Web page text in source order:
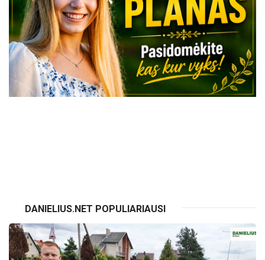
DANIELIUS.NET POPULIARIAUSI